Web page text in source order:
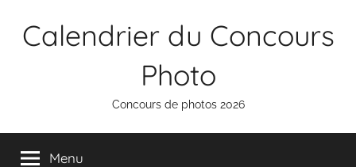
Calendrier du Concours
Photo
Concours de photos 2026
Menu